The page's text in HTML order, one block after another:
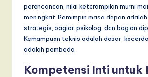
perencanaan, nilai keterampilan murni
meningkat. Pemimpin masa depan
strategis, bagian psikolog, dan bagian
Kemampuan teknis adalah dasar;
adalah pembeda.
Kompetensi Inti untuk